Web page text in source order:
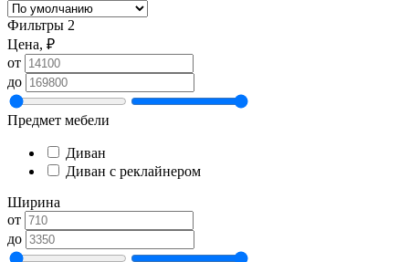
Фильтры 2
Цена, ₽
от
до
Предмет мебели
Диван
Диван с реклайнером
Ширина
от
до